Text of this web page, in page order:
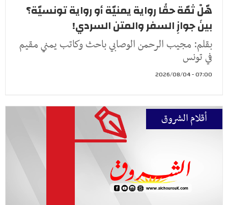
هّلْ ثمّة حقًا رواية يمنيّة أو رواية تونسيّة؟
بينَ جوازِ السفر والمتن السردي!
بقلم: مجيب الرحمن الوصابي باحث وكاتب يمني مقيم
في تونس
07:00 - 2026/08/04
أقلام الشروق